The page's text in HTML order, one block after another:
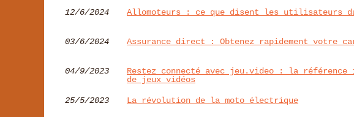
12/6/2024 Allomoteurs : ce que disent les utilisateurs
03/6/2024 Assurance direct : Obtenez rapidement votre
04/9/2023
Restez connecté avec jeu.video : la référence
de jeux vidéos
25/5/2023 La révolution de la moto électrique